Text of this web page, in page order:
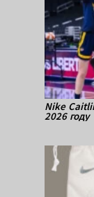
Nike
2026 году